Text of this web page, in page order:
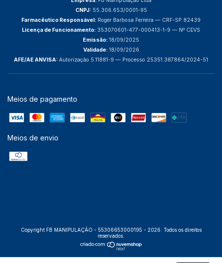
CNPJ:55.306.653/0001-95
Farmacêutico Responsável: Roger Barbosa Ferreira — CRF-SP 82439
Licença de Funcionamento: 353070601-477-000413-1-9 — Nº CEVS
Emissão: 18/09/2025
Validade:18/09/2026
AFE/AE ANVISA: Autorização 5.11881-9 — Processo 25351.387864/2024-51
Meios de pagamento
Meios de envio
Copyright FB MANIPULAÇÃO - 55306653000195 - 2026. Todos os direitos
reservados.